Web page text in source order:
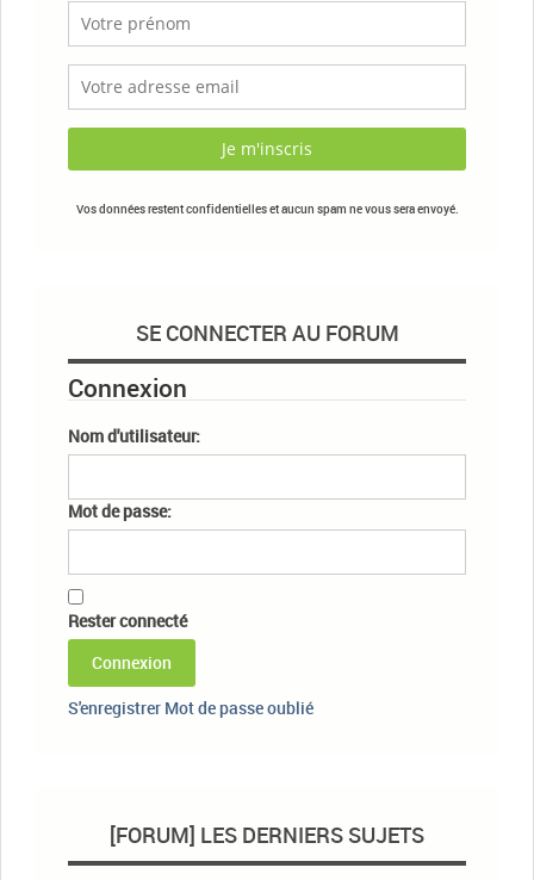
Vos données restent confidentielles et aucun spam ne vous sera envoyé.
SE CONNECTER AU FORUM
Connexion
Nom d'utilisateur:
Mot de passe:
Rester connecté
Connexion
S'enregistrer Mot de passe oublié
[FORUM] LES DERNIERS SUJETS